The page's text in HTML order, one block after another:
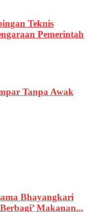
Teknis
Pemerintah
Tanpa Awak
Bhayangkari
Makanan...